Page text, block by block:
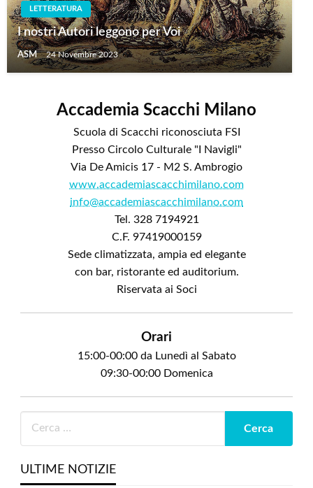
LETTERATURA
I nostri Autori leggono per Voi
ASM 24 Novembre 2023
Accademia Scacchi Milano
Scuola di Scacchi riconosciuta FSI
Presso Circolo Culturale "I Navigli"
Via De Amicis 17 - M2 S. Ambrogio
www.accademiascacchimilano.com
info@accademiascacchimilano.com
Tel. 328 7194921
C.F. 97419000159
Sede climatizzata, ampia ed elegante
con bar, ristorante ed auditorium.
Riservata ai Soci
Orari
15:00-00:00 da Lunedì al Sabato
09:30-00:00 Domenica
ULTIME NOTIZIE